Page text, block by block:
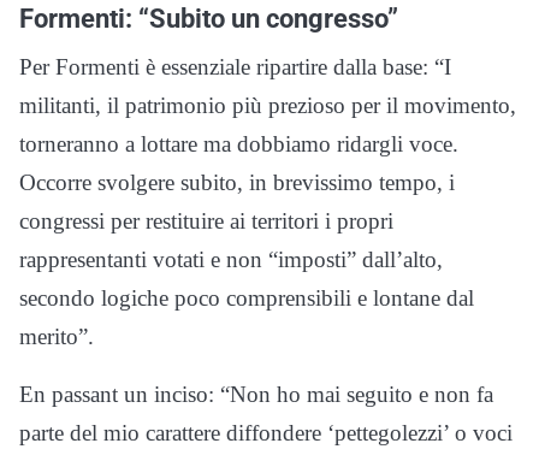
Formenti: “Subito un congresso”
Per Formenti è essenziale ripartire dalla base: “I
militanti, il patrimonio più prezioso per il movimento,
torneranno a lottare ma dobbiamo ridargli voce.
Occorre svolgere subito, in brevissimo tempo, i
congressi per restituire ai territori i propri
rappresentanti votati e non “imposti” dall’alto,
secondo logiche poco comprensibili e lontane dal
merito”.
En passant un inciso: “Non ho mai seguito e non fa
parte del mio carattere diffondere ‘pettegolezzi’ o voci